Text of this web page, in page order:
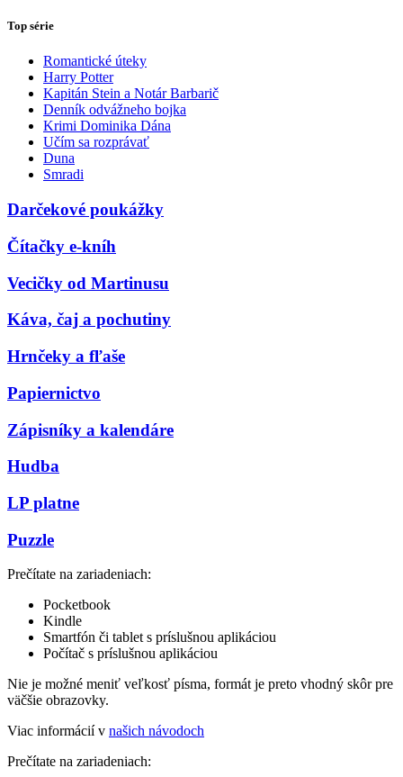
Top série
Romantické úteky
Harry Potter
Kapitán Stein a Notár Barbarič
Denník odvážneho bojka
Krimi Dominika Dána
Učím sa rozprávať
Duna
Smradi
Darčekové poukážky
Čítačky e-kníh
Vecičky od Martinusu
Káva, čaj a pochutiny
Hrnčeky a fľaše
Papiernictvo
Zápisníky a kalendáre
Hudba
LP platne
Puzzle
Prečítate na zariadeniach:
Pocketbook
Kindle
Smartfón či tablet s príslušnou aplikáciou
Počítač s príslušnou aplikáciou
Nie je možné meniť veľkosť písma, formát je preto vhodný skôr pre
väčšie obrazovky.
Viac informácií v našich návodoch
Prečítate na zariadeniach: